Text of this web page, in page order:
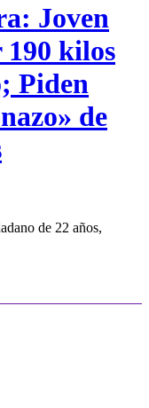
Joven
190 kilos
Piden
de
de 22 años,